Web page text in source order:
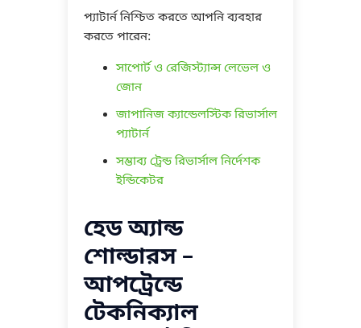
প্যাটার্ন নিশ্চিত করতে আপনি ব্যবহার
করতে পারেন:
সাপোর্ট ও রেজিস্ট্যান্স লেভেল ও
জোন
জাপানিজ ক্যান্ডেলস্টিক রিভার্সাল
প্যাটার্ন
সম্ভাব্য ট্রেন্ড রিভার্সাল নির্দেশক
ইন্ডিকেটর
হেড অ্যান্ড
শোল্ডারস –
আপট্রেন্ডে
টেকনিক্যাল